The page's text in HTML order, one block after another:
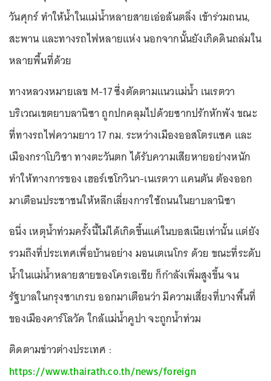
วันศุกร์ ทำให้น้ำในแม่น้ำหลายสายเอ่อล้นตลิ่ง เข้าร่วมถนน,
สะพาน และทางรถไฟหลายแห่ง นอกจากนั้นยังเกิดดินถล่มใน
หลายพื้นที่ด้วย
ทางหลวงหมายเลข M-17 ซึ่งตัดตามแนวแม่น้ำ เนเรตวา
บริเวณเขตยาบลานิซา ถูกปกคลุมไปด้วยซากปรักหักพัง ขณะ
ที่ทางรถไฟความยาว 17 กม. ระหว่างเมืองออสโตรแซค และ
เมืองกราโบวิซา ทางตะวันตก ได้รับความเสียหายอย่างหนัก
ทำให้ทางการของ เฮอร์เซโกวินา-เนเรตวา แคนตัน ต้องออก
มาเตือนประชาชนให้หลีกเลี่ยงการใช้ถนนในยาบลานิซา
อนึ่ง เหตุน้ำท่วมครั้งนี้ไม่ได้เกิดขึ้นแค่ในบอสเนียเท่านั้น แต่ยัง
รวมถึงที่ประเทศเพื่อบ้านอย่าง มอนเตเนโกร ด้วย ขณะที่ระดับ
น้ำในแม่น้ำหลายสายของโครเอเชีย ก็กำลังเพิ่มสูงขึ้น จน
รัฐบาลในกรุงซาเกรบ ออกมาเตือนว่า มีความเสี่ยงที่บางพื้นที่
ของเมืองคาร์โลวัค ใกล้แม่น้ำคูปา จะถูกน้ำท่วม
ติดตามข่าวต่างประเทศ :
https://www.thairath.co.th/news/foreign